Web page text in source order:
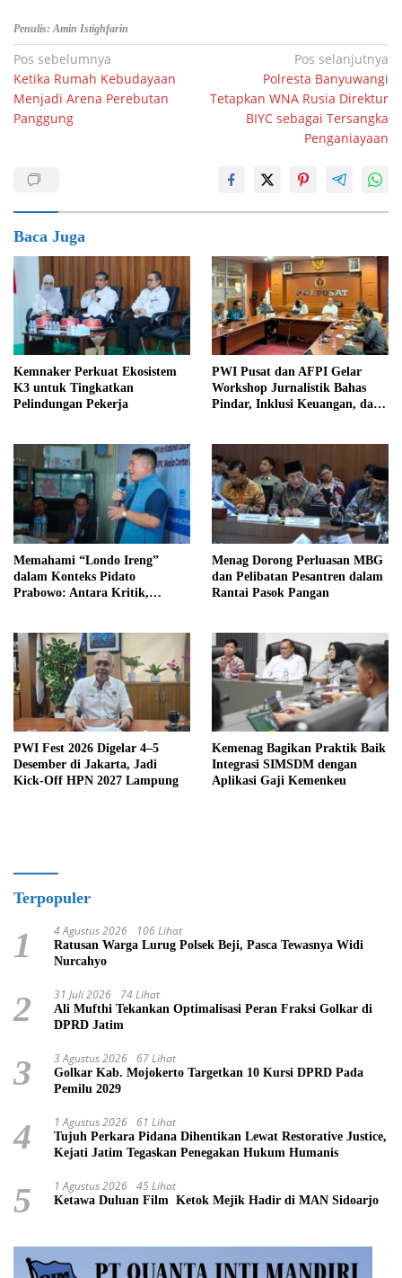
Penulis: Amin Istighfarin
Navigasi
pos
Pos sebelumnya
Ketika Rumah Kebudayaan
Menjadi Arena Perebutan
Panggung
Pos selanjutnya
Polresta Banyuwangi
Tetapkan WNA Rusia Direktur
BIYC sebagai Tersangka
Penganiayaan
Baca Juga
Kemnaker Perkuat Ekosistem
K3 untuk Tingkatkan
Pelindungan Pekerja
PWI Pusat dan AFPI Gelar
Workshop Jurnalistik Bahas
Pindar, Inklusi Keuangan, dan
Memahami “Londo Ireng”
dalam Konteks Pidato
Prabowo: Antara Kritik,
Menag Dorong Perluasan MBG
dan Pelibatan Pesantren dalam
Rantai Pasok Pangan
PWI Fest 2026 Digelar 4–5
Desember di Jakarta, Jadi
Kick-Off HPN 2027 Lampung
Kemenag Bagikan Praktik Baik
Integrasi SIMSDM dengan
Aplikasi Gaji Kemenkeu
Terpopuler
1 4 Agustus 2026 106 Lihat
Ratusan Warga Lurug Polsek Beji, Pasca Tewasnya Widi
Nurcahyo
2 31 Juli 2026 74 Lihat
Ali Mufthi Tekankan Optimalisasi Peran Fraksi Golkar di
DPRD Jatim
3 3 Agustus 2026 67 Lihat
Golkar Kab. Mojokerto Targetkan 10 Kursi DPRD Pada
Pemilu 2029
4 1 Agustus 2026 61 Lihat
Tujuh Perkara Pidana Dihentikan Lewat Restorative Justice,
Kejati Jatim Tegaskan Penegakan Hukum Humanis
5 1 Agustus 2026 45 Lihat
Ketawa Duluan Film Ketok Mejik Hadir di MAN Sidoarjo